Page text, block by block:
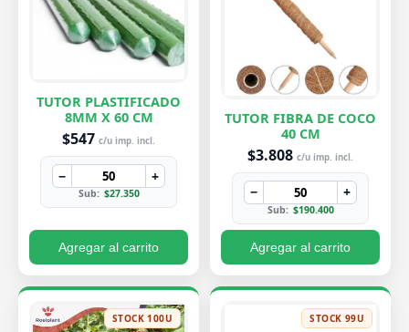
TUTOR PLASTIFICADO
8MM X 60 CM
$547 c/u imp. incl.
− +
Sub: $27.350
Agregar al carrito
TUTOR FIBRA DE COCO
40 CM
$3.808 c/u imp. incl.
− +
Sub: $190.400
Agregar al carrito
STOCK 100U STOCK 99U